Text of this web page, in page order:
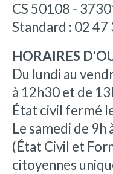
CS 50108 -
Standard : 02 47
HORAIRES
Du lundi au
à 12h30 et de
État civil fermé
Le samedi de 9h
(État Civil et
citoyennes